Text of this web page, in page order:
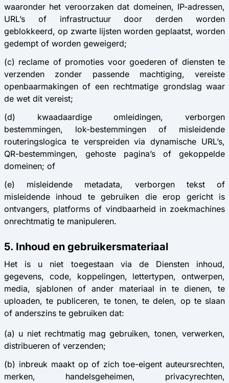
waaronder het veroorzaken dat domeinen, IP-adressen,
URL’s of infrastructuur door derden worden
geblokkeerd, op zwarte lijsten worden geplaatst, worden
gedempt of worden geweigerd;
(c) reclame of promoties voor goederen of diensten te
verzenden zonder passende machtiging, vereiste
openbaarmakingen of een rechtmatige grondslag waar
de wet dit vereist;
(d) kwaadaardige omleidingen, verborgen
bestemmingen, lok-bestemmingen of misleidende
routeringslogica te verspreiden via dynamische URL’s,
QR-bestemmingen, gehoste pagina’s of gekoppelde
domeinen; of
(e) misleidende metadata, verborgen tekst of
misleidende inhoud te gebruiken die erop gericht is
ontvangers, platforms of vindbaarheid in zoekmachines
onrechtmatig te manipuleren.
5. Inhoud en gebruikersmateriaal
Het is u niet toegestaan via de Diensten inhoud,
gegevens, code, koppelingen, lettertypen, ontwerpen,
media, sjablonen of ander materiaal in te dienen, te
uploaden, te publiceren, te tonen, te delen, op te slaan
of anderszins te gebruiken dat:
(a) u niet rechtmatig mag gebruiken, tonen, verwerken,
distribueren of verzenden;
(b) inbreuk maakt op of zich toe-eigent auteursrechten,
merken, handelsgeheimen, privacyrechten,